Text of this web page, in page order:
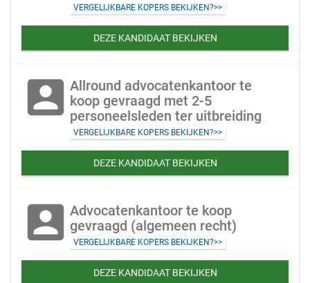
VERGELIJKBARE KOPERS BEKIJKEN?>>
DEZE KANDIDAAT BEKIJKEN
account_box Allround advocatenkantoor te
koop gevraagd met 2-5
personeelsleden ter uitbreiding
VERGELIJKBARE KOPERS BEKIJKEN?>>
DEZE KANDIDAAT BEKIJKEN
account_box Advocatenkantoor te koop
gevraagd (algemeen recht)
VERGELIJKBARE KOPERS BEKIJKEN?>>
DEZE KANDIDAAT BEKIJKEN